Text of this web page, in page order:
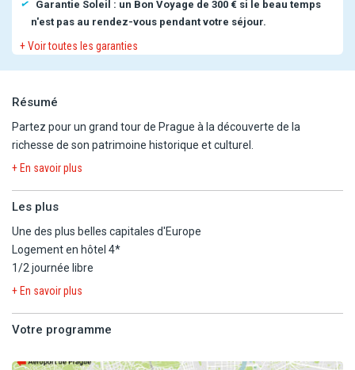
Garantie Soleil : un Bon Voyage de 300 € si le beau temps
n'est pas au rendez-vous pendant votre séjour.
+ Voir toutes les garanties
Résumé
Partez pour un grand tour de Prague à la découverte de la
richesse de son patrimoine historique et culturel.
+ En savoir plus
Les plus
Une des plus belles capitales d'Europe
Logement en hôtel 4*
1/2 journée libre
+ En savoir plus
Votre programme